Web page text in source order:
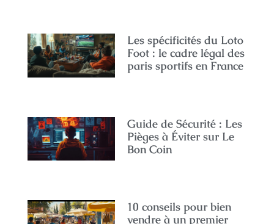
Les spécificités du Loto
Foot : le cadre légal des
paris sportifs en France
Guide de Sécurité : Les
Pièges à Éviter sur Le
Bon Coin
10 conseils pour bien
vendre à un premier